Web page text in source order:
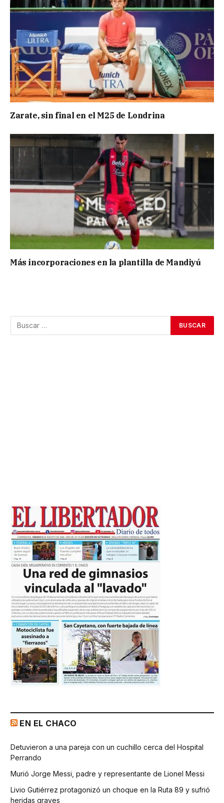
Zarate, sin final en el M25 de Londrina
Más incorporaciones en la plantilla de Mandiyú
EN EL CHACO
Detuvieron a una pareja con un cuchillo cerca del Hospital
Perrando
Murió Jorge Messi, padre y representante de Lionel Messi
Livio Gutiérrez protagonizó un choque en la Ruta 89 y sufrió
heridas graves